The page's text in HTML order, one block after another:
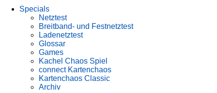
Specials
Netztest
Breitband- und Festnetztest
Ladenetztest
Glossar
Games
Kachel Chaos Spiel
connect Kartenchaos
Kartenchaos Classic
Archiv